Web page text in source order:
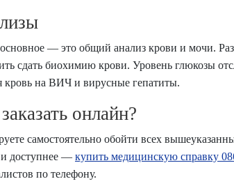
— это общий анализ крови и мочи.
сдать биохимию крови. Уровень глюкозы
кровь на ВИЧ и вирусные гепатиты.
онлайн?
самостоятельно обойти всех
доступнее —купить медицинскую справку
по телефону.